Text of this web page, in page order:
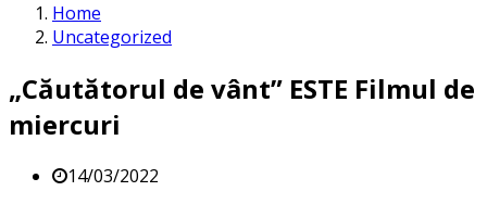
Home
Uncategorized
„Căutătorul de vânt” ESTE Filmul de
miercuri
14/03/2022